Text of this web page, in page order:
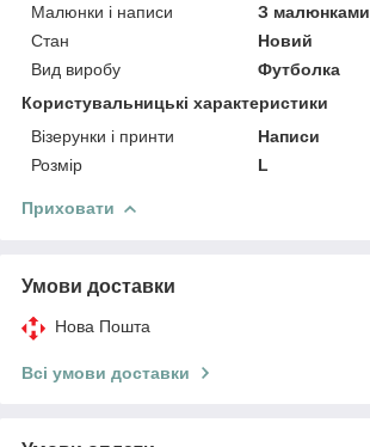
Малюнки і написи
З малюнками
Стан
Новий
Вид виробу
Футболка
Користувальницькі характеристики
Візерунки і принти
Написи
Розмір
L
Приховати
Умови доставки
Нова Пошта
Всі умови доставки